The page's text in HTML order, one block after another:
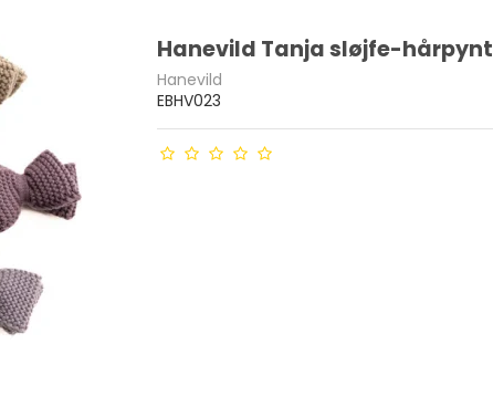
Hanevild Tanja sløjfe-hårpynt
Hanevild
EBHV023